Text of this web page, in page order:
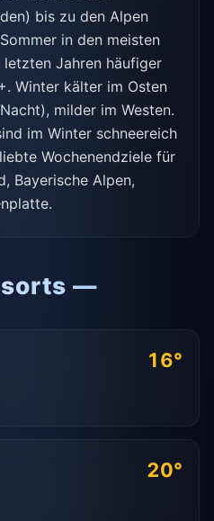
bis zu den Alpen
in den meisten
letzten Jahren häufiger
Winter kälter im Osten
milder im Westen.
im Winter schneereich
Wochenendziele für
Bayerische Alpen,
—
16°
20°